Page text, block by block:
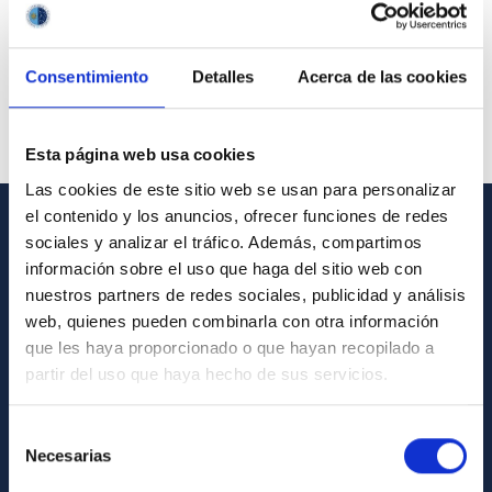
Consentimiento Detalles Acerca de las cookies
Esta página web usa cookies
Las cookies de este sitio web se usan para personalizar
el contenido y los anuncios, ofrecer funciones de redes
sociales y analizar el tráfico. Además, compartimos
información sobre el uso que haga del sitio web con
nuestros partners de redes sociales, publicidad y análisis
web, quienes pueden combinarla con otra información
que les haya proporcionado o que hayan recopilado a
partir del uso que haya hecho de sus servicios.
Necesarias
GENERAL INFORMATION
Contact
How to get to the IAC
List of personnel
Library
General register